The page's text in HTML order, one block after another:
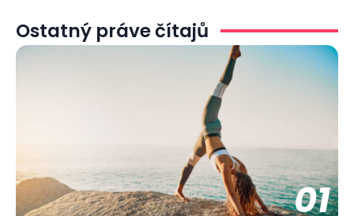
Ostatný práve čítajů
01